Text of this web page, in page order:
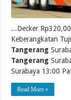
...Decker
Keberangkatan
Tangerang
Tangerang
Surabaya 13:00
Read More »